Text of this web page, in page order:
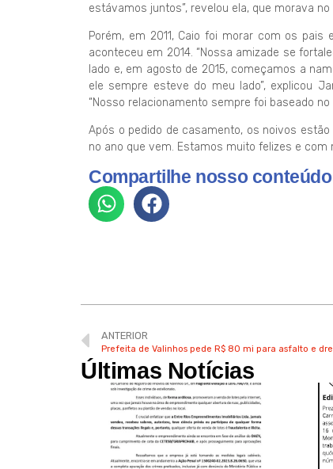
estávamos juntos”, revelou ela, que morava
Porém, em 2011, Caio foi morar com os
aconteceu em 2014. “Nossa amizade se
lado e, em agosto de 2015, começamos a
ele sempre esteve do meu lado”, explicou
“Nosso relacionamento sempre foi baseado no
Após o pedido de casamento, os noivos
no ano que vem. Estamos muito felizes e com
Compartilhe nosso
ANTERIOR
Prefeita de Valinhos pede R$ 80 mi para asfalto e
Últimas Notícias